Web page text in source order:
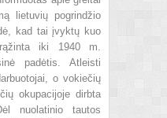
lietuvių pogrindžio
kad tai įvyktų kuo
iki 1940 m.
padėtis. Atleisti
o vokiečių
okupacijoje dirbta
nuolatinio tautos